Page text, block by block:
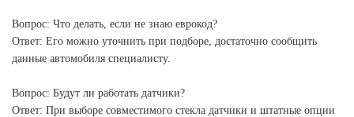
Вопрос: Что делать, если не знаю еврокод?
Ответ: Его можно уточнить при подборе, достаточно сообщить
данные автомобиля специалисту.
Вопрос: Будут ли работать датчики?
Ответ: При выборе совместимого стекла датчики и штатные опции